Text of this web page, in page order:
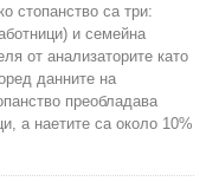
стопанство са три:
и семейна
от анализаторите като
данните на
преобладава
а наетите са около 10%